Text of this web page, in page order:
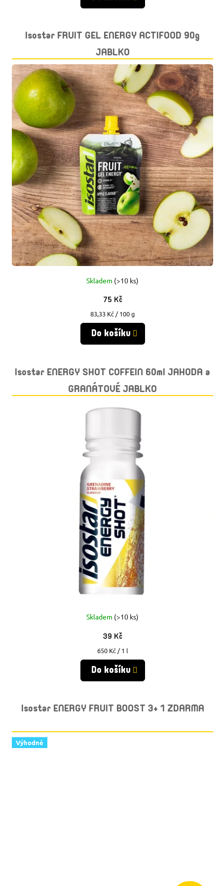
Isostar FRUIT GEL ENERGY ACTIFOOD 90g
JABLKO
Skladem (>10 ks)
75 Kč
Měrná
cena:
83,33 Kč / 100 g
Do košíku
Isostar ENERGY SHOT COFFEIN 60ml JAHODA a
GRANÁTOVÉ JABLKO
Skladem (>10 ks)
39 Kč
Měrná
cena:
650 Kč / 1 l
Do košíku
Isostar ENERGY FRUIT BOOST 3+ 1 ZDARMA
Výhodné